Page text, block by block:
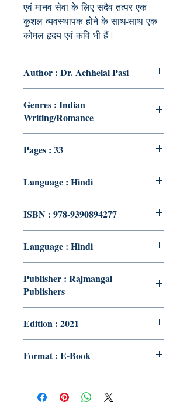
एवं मानव सेवा के लिए सदैव तत्पर एक
कुशल व्यवस्थापक होने के साथ-साथ एक
कोमल हृदय एवं कवि भी हैं।
Author : Dr. Achhelal Pasi
Genres : Indian
Writing/Romance
Pages : 33
Language : Hindi
ISBN : 978-9390894277
Language : Hindi
Publisher : Rajmangal
Publishers
Edition : 2021
Format : E-Book